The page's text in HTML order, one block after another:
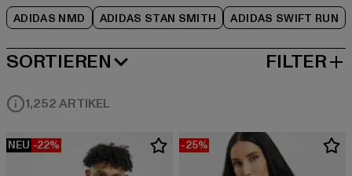
ADIDAS NMD ADIDAS STAN SMITH ADIDAS SWIFT RUN
SORTIEREN
BELIEBTESTE FILTER
1,252 ARTIKEL
NEU -22% -25%